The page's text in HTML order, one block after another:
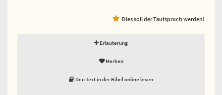
Dies soll der Taufspruch werden!
Erläuterung
Merken
Den Text in der Bibel online lesen